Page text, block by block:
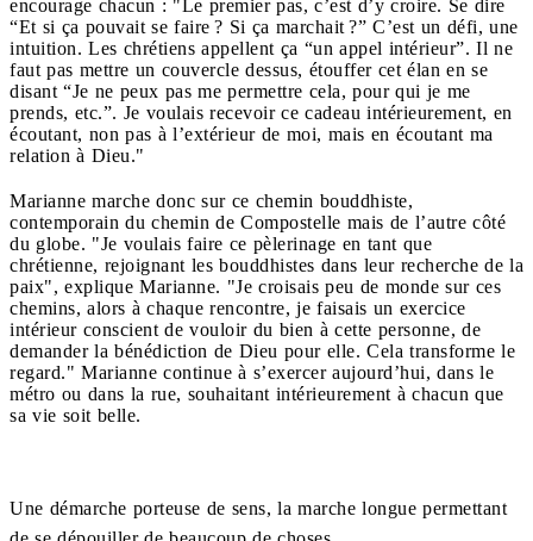
encourage chacun : "Le premier pas, c’est d’y croire. Se dire
“Et si ça pouvait se faire ? Si ça marchait ?” C’est un défi, une
intuition. Les chrétiens appellent ça “un appel intérieur”. Il ne
faut pas mettre un couvercle dessus, étouffer cet élan en se
disant “Je ne peux pas me permettre cela, pour qui je me
prends, etc.”. Je voulais recevoir ce cadeau intérieurement, en
écoutant, non pas à l’extérieur de moi, mais en écoutant ma
relation à Dieu."
Marianne marche donc sur ce chemin bouddhiste,
contemporain du chemin de Compostelle mais de l’autre côté
du globe. "Je voulais faire ce pèlerinage en tant que
chrétienne, rejoignant les bouddhistes dans leur recherche de la
paix", explique Marianne. "Je croisais peu de monde sur ces
chemins, alors à chaque rencontre, je faisais un exercice
intérieur conscient de vouloir du bien à cette personne, de
demander la bénédiction de Dieu pour elle. Cela transforme le
regard." Marianne continue à s’exercer aujourd’hui, dans le
métro ou dans la rue, souhaitant intérieurement à chacun que
sa vie soit belle.
Une démarche porteuse de sens, la marche longue permettant